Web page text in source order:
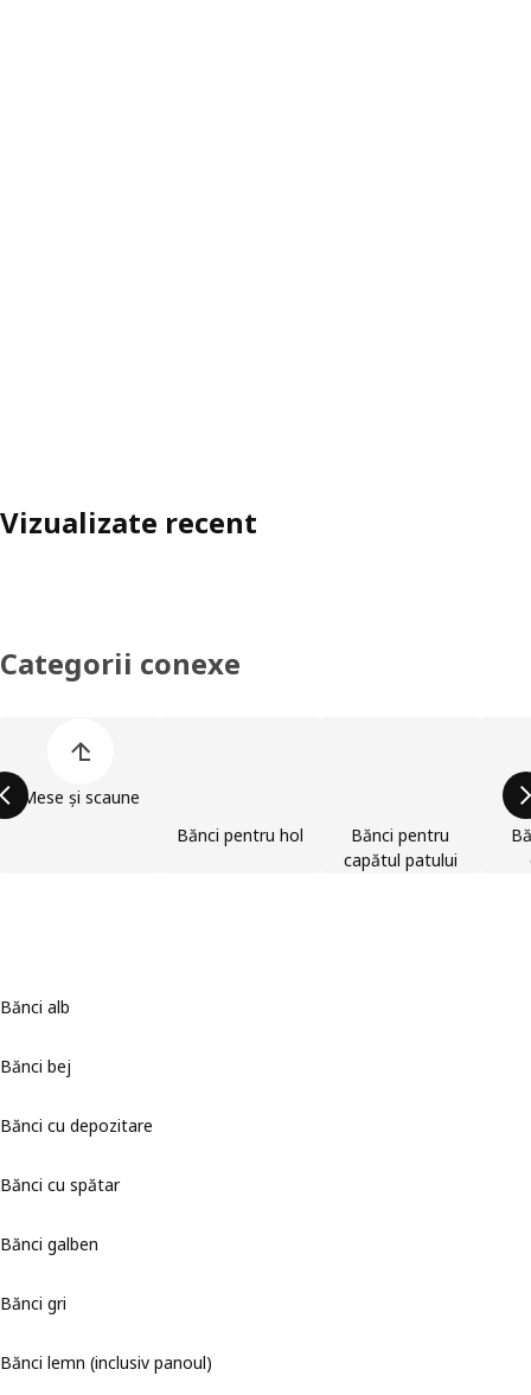
Vizualizate recent
Categorii conexe
Mese și scaune
Bănci pentru hol
Bănci pentru
capătul patului
Bănci alb
Bănci bej
Bănci cu depozitare
Bănci cu spătar
Bănci galben
Bănci gri
Bănci lemn (inclusiv panoul)